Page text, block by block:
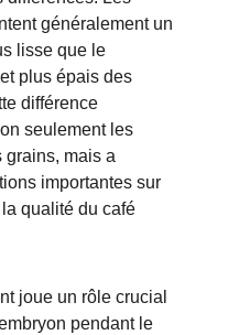
généralement un
lisse que le
plus épais des
différence
seulement les
grains, mais a
importantes sur
qualité du café
joue un rôle crucial
pendant le